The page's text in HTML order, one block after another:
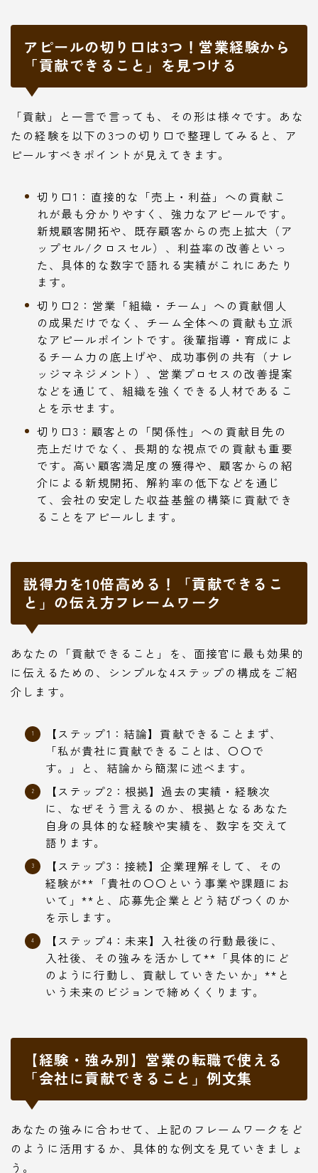
アピールの切り口は3つ！営業経験から
「貢献できること」を見つける
「貢献」と一言で言っても、その形は様々です。あな
たの経験を以下の3つの切り口で整理してみると、ア
ピールすべきポイントが見えてきます。
切り口1：直接的な「売上・利益」への貢献こ
れが最も分かりやすく、強力なアピールです。
新規顧客開拓や、既存顧客からの売上拡大（ア
ップセル/クロスセル）、利益率の改善といっ
た、具体的な数字で語れる実績がこれにあたり
ます。
切り口2：営業「組織・チーム」への貢献個人
の成果だけでなく、チーム全体への貢献も立派
なアピールポイントです。後輩指導・育成によ
るチーム力の底上げや、成功事例の共有（ナレ
ッジマネジメント）、営業プロセスの改善提案
などを通じて、組織を強くできる人材であるこ
とを示せます。
切り口3：顧客との「関係性」への貢献目先の
売上だけでなく、長期的な視点での貢献も重要
です。高い顧客満足度の獲得や、顧客からの紹
介による新規開拓、解約率の低下などを通じ
て、会社の安定した収益基盤の構築に貢献でき
ることをアピールします。
説得力を10倍高める！「貢献できるこ
と」の伝え方フレームワーク
あなたの「貢献できること」を、面接官に最も効果的
に伝えるための、シンプルな4ステップの構成をご紹
介します。
【ステップ1：結論】貢献できることまず、
「私が貴社に貢献できることは、〇〇で
す。」と、結論から簡潔に述べます。
【ステップ2：根拠】過去の実績・経験次
に、なぜそう言えるのか、根拠となるあなた
自身の具体的な経験や実績を、数字を交えて
語ります。
【ステップ3：接続】企業理解そして、その
経験が**「貴社の〇〇という事業や課題にお
いて」**と、応募先企業とどう結びつくのか
を示します。
【ステップ4：未来】入社後の行動最後に、
入社後、その強みを活かして**「具体的にど
のように行動し、貢献していきたいか」**と
いう未来のビジョンで締めくくります。
【経験・強み別】営業の転職で使える
「会社に貢献できること」例文集
あなたの強みに合わせて、上記のフレームワークをど
のように活用するか、具体的な例文を見ていきましょ
う。